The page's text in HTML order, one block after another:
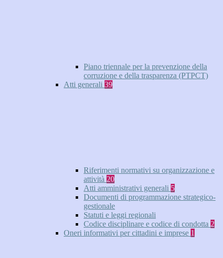
Piano triennale per la prevenzione della
corruzione e della trasparenza (PTPCT)
Atti generali 39
Riferimenti normativi su organizzazione e
attività 20
Atti amministrativi generali 5
Documenti di programmazione strategico-
gestionale
Statuti e leggi regionali
Codice disciplinare e codice di condotta 2
Oneri informativi per cittadini e imprese 1